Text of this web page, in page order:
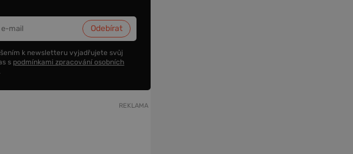
k newsletteru vyjadřujete svůj
s podmínkami zpracování osobních
REKLAMA